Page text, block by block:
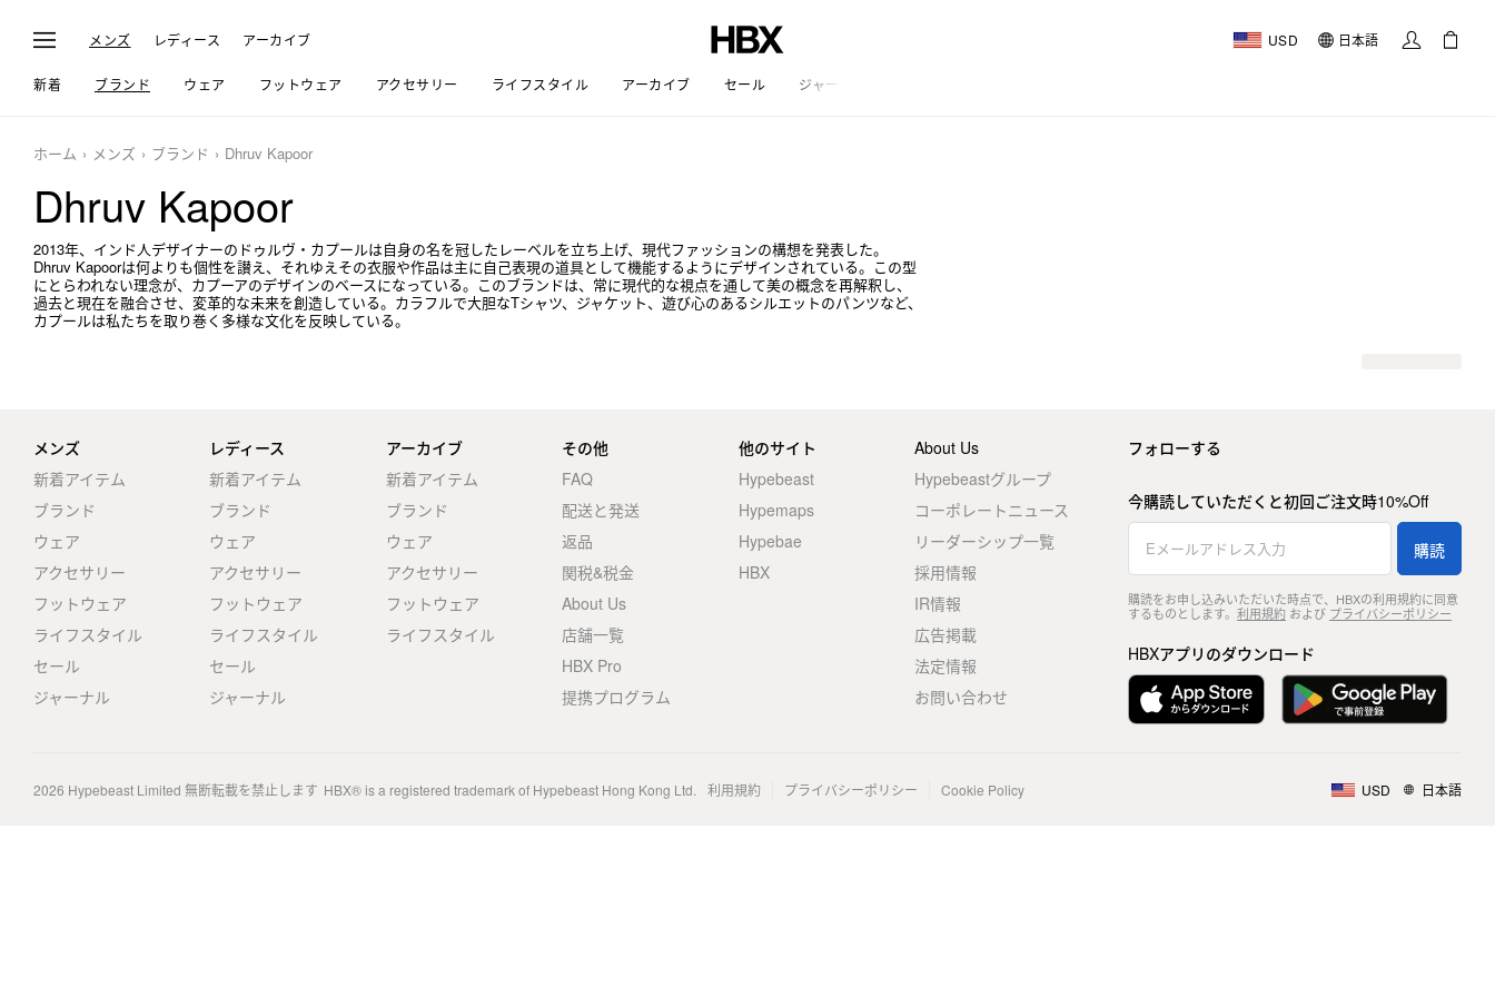
メンズ レディース アーカイブ USD 日本語
新着 ブランド ウェア フットウェア アクセサリー ライフスタイル アーカイブ セール ジャーナル
ホーム メンズ ブランド Dhruv Kapoor
Dhruv Kapoor
2013年、インド人デザイナーのドゥルヴ・カプールは自身の名を冠したレーベルを立ち上げ、現代ファッションの構想を発表した。
Dhruv Kapoorは何よりも個性を讃え、それゆえその衣服や作品は主に自己表現の道具として機能するようにデザインされている。この型
にとらわれない理念が、カプーアのデザインのベースになっている。このブランドは、常に現代的な視点を通して美の概念を再解釈し、
過去と現在を融合させ、変革的な未来を創造している。カラフルで大胆なTシャツ、ジャケット、遊び心のあるシルエットのパンツなど、
カプールは私たちを取り巻く多様な文化を反映している。
メンズ
新着アイテム
ブランド
ウェア
アクセサリー
フットウェア
ライフスタイル
セール
ジャーナル
レディース
新着アイテム
ブランド
ウェア
アクセサリー
フットウェア
ライフスタイル
セール
ジャーナル
アーカイブ
新着アイテム
ブランド
ウェア
アクセサリー
フットウェア
ライフスタイル
その他
FAQ
配送と発送
返品
関税&税金
About Us
店舗一覧
HBX Pro
提携プログラム
他のサイト
Hypebeast
Hypemaps
Hypebae
HBX
About Us
Hypebeastグループ
コーポレートニュース
リーダーシップ一覧
採用情報
IR情報
広告掲載
法定情報
お問い合わせ
フォローする
今購読していただくと初回ご注文時10%Off
購読
購読をお申し込みいただいた時点で、HBXの利用規約に同意
するものとします。 利用規約および プライバシーポリシー
HBXアプリのダウンロード
2026 Hypebeast Limited 無断転載を禁止します HBX® is a registered trademark of Hypebeast Hong Kong Ltd. 利用規約 プライバシーポリシー Cookie Policy USD 日本語